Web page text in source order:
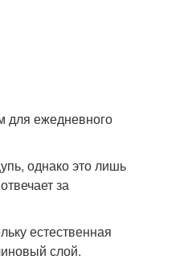
для ежедневного
однако это лишь
за
естественная
слой.